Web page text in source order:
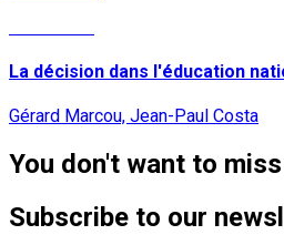
La décision dans l'éducation
Gérard Marcou, Jean-Paul Costa
You don't want to
Subscribe to our